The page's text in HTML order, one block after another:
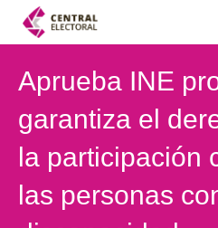
Aprueba INE
garantiza el
la participación
las personas